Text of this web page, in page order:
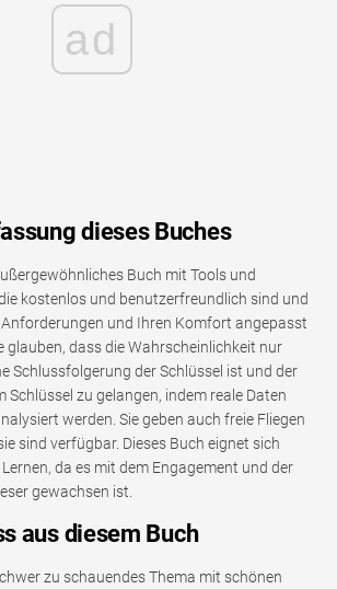
ad
dieses Buches
Buch mit Tools und
kostenlos und benutzerfreundlich sind und
und Ihren Komfort angepasst
glauben, dass die Wahrscheinlichkeit nur
Schlussfolgerung der Schlüssel ist und der
Schlüssel zu gelangen, indem reale Daten
werden. Sie geben auch freie Fliegen
sind verfügbar. Dieses Buch eignet sich
da es mit dem Engagement und der
gewachsen ist.
aus diesem Buch
zu schauendes Thema mit schönen